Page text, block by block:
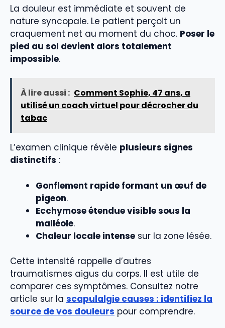
La douleur est immédiate et souvent de
nature syncopale. Le patient perçoit un
craquement net au moment du choc. Poser le
pied au sol devient alors totalement
impossible.
À lire aussi : Comment Sophie, 47 ans, a
utilisé un coach virtuel pour décrocher du
tabac
L’examen clinique révèle plusieurs signes
distinctifs :
Gonflement rapide formant un œuf de
pigeon.
Ecchymose étendue visible sous la
malléole.
Chaleur locale intense sur la zone lésée.
Cette intensité rappelle d’autres
traumatismes aigus du corps. Il est utile de
comparer ces symptômes. Consultez notre
article sur la scapulalgie causes : identifiez la
source de vos douleurs pour comprendre.